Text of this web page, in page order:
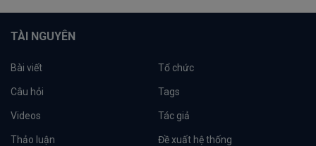
TÀI NGUYÊN
Bài viết Tổ chức
Câu hỏi Tags
Videos Tác giả
Thảo luận Đề xuất hệ thống